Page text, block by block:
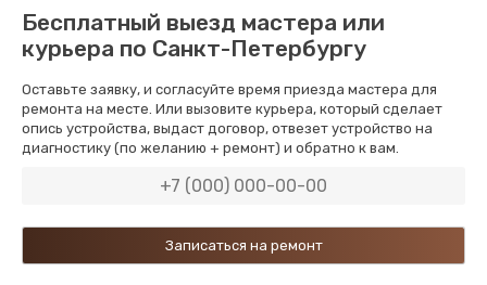
Замена кнопки питания
550 руб.
Заказать
Замена NFC модуля
Заказать
Бесплатный выезд мастера или
курьера по Санкт-Петербургу
Оставьте заявку, и согласуйте время приезда мастера для
ремонта на месте. Или вызовите курьера, который сделает
опись устройства, выдаст договор, отвезет устройство на
диагностику (по желанию + ремонт) и обратно к вам.